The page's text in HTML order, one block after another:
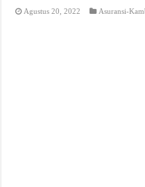
Agustus 20, 2022 Asuransi-